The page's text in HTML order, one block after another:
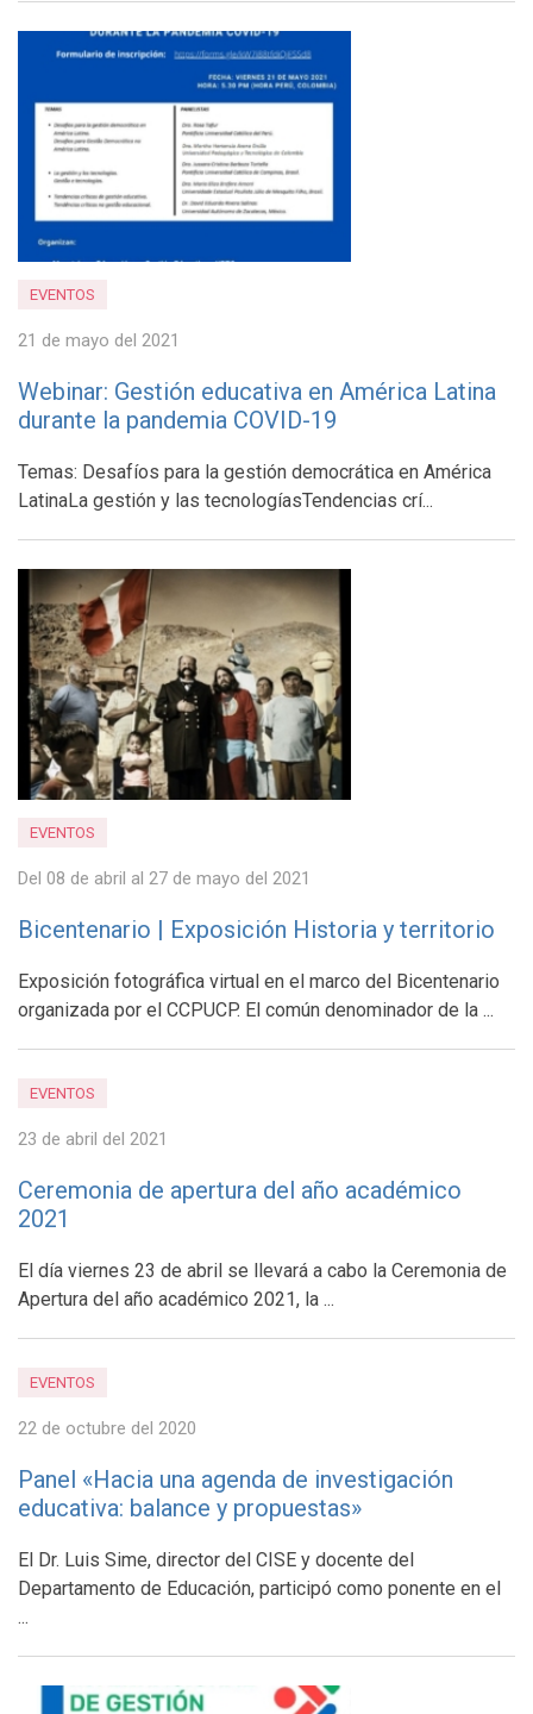
EVENTOS
21 de mayo del 2021
Webinar: Gestión educativa en América Latina
durante la pandemia COVID-19
Temas: Desafíos para la gestión democrática en América
LatinaLa gestión y las tecnologíasTendencias crí...
EVENTOS
Del 08 de abril al 27 de mayo del 2021
Bicentenario | Exposición Historia y territorio
Exposición fotográfica virtual en el marco del Bicentenario
organizada por el CCPUCP. El común denominador de la ...
EVENTOS
23 de abril del 2021
Ceremonia de apertura del año académico
2021
El día viernes 23 de abril se llevará a cabo la Ceremonia de
Apertura del año académico 2021, la ...
EVENTOS
22 de octubre del 2020
Panel «Hacia una agenda de investigación
educativa: balance y propuestas»
El Dr. Luis Sime, director del CISE y docente del
Departamento de Educación, participó como ponente en el
...